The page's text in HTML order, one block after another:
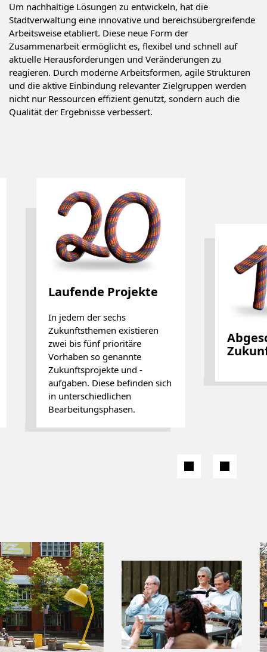
Um nachhaltige Lösungen zu entwickeln, hat die
Stadtverwaltung eine innovative und bereichsübergreifende
Arbeitsweise etabliert. Diese neue Form der
Zusammenarbeit ermöglicht es, flexibel und schnell auf
aktuelle Herausforderungen und Veränderungen zu
reagieren. Durch moderne Arbeitsformen, agile Strukturen
und die aktive Einbindung relevanter Zielgruppen werden
nicht nur Ressourcen effizient genutzt, sondern auch die
Qualität der Ergebnisse verbessert.
Laufende Projekte
In jedem der sechs
Zukunftsthemen existieren
zwei bis fünf prioritäre
Vorhaben so genannte
Zukunftsprojekte und -
aufgaben. Diese befinden sich
in unterschiedlichen
Bearbeitungsphasen.